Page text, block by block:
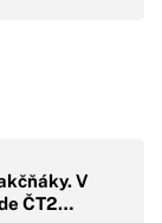
V
ČT2…